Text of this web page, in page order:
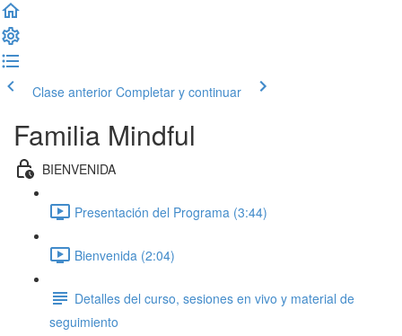
Clase anterior Completar y continuar
Familia Mindful
BIENVENIDA
Presentación del Programa (3:44)
Bienvenida (2:04)
Detalles del curso, sesiones en vivo y material de
seguimiento